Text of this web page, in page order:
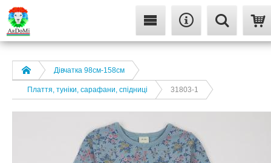
Дівчатка 98cм-158см
Плаття, туніки, сарафани, спідниці 31803-1